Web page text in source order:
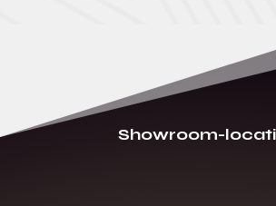
Showroom-